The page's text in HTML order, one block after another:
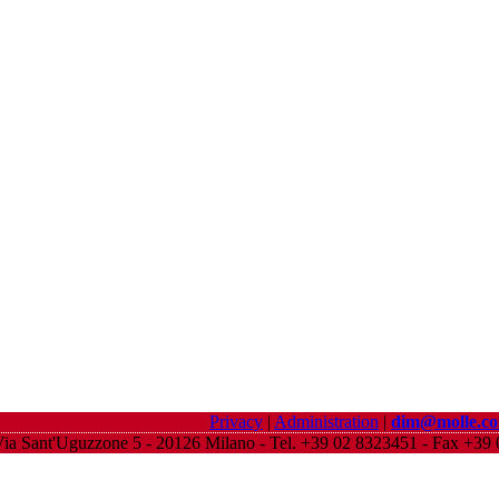
Privacy | Administration |
Sant'Uguzzone 5 - 20126 Milano - Tel. +39 02 8323451 - Fax +39